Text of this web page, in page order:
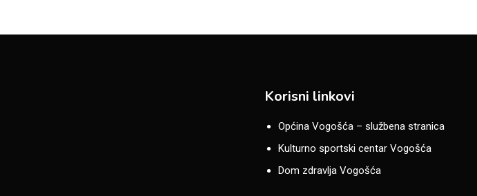
Korisni linkovi
Općina Vogošća – službena stranica
Kulturno sportski centar Vogošća
Dom zdravlja Vogošća